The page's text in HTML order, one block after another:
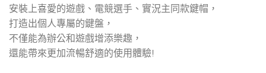
安裝上喜愛的遊戲、電競選手、實況主同款鍵帽，
打造出個人專屬的鍵盤，
不僅能為辦公和遊戲增添樂趣，
還能帶來更加流暢舒適的使用體驗!